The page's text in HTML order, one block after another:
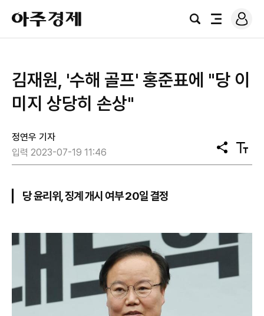
아
주
경
검
전
로
그
김재원, '수해 골프' 홍준표에 "당 이
미지 상당히 손상"
정연우 기자
입력 2023-07-19 11:46
공
유
텍
스
당 윤리위, 징계 개시 여부 20일 결정